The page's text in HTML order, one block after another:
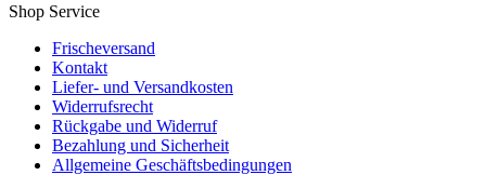
Shop Service
Frischeversand
Kontakt
Liefer- und Versandkosten
Widerrufsrecht
Rückgabe und Widerruf
Bezahlung und Sicherheit
Allgemeine Geschäftsbedingungen